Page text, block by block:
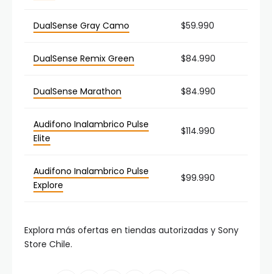
DualSense Gray Camo $59.990
DualSense Remix Green $84.990
DualSense Marathon $84.990
Audifono Inalambrico Pulse
Elite
$114.990
Audifono Inalambrico Pulse
Explore
$99.990
Explora más ofertas en tiendas autorizadas y Sony
Store Chile.